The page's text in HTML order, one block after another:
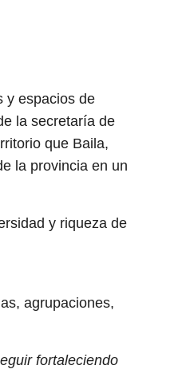
y espacios de
la secretaría de
que Baila,
la provincia en un
y riqueza de
agrupaciones,
fortaleciendo